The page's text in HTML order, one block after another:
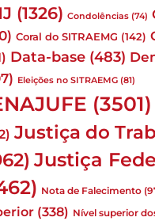
(1326) Condolências (74)
Coral do SITRAEMG (142)
Data-base (483)
Eleições no SITRAEMG (81)
(3501)
Justiça do
Justiça
Nota de Falecimento
(338) Nível superior